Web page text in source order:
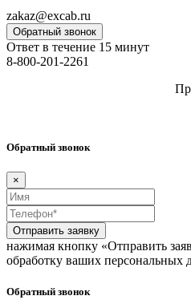
zakaz@excab.ru
Обратный звонок
Ответ в течение 15 минут
8-800-201-2261
Обратный звонок
×
Отправить заявку
нажимая кнопку «Отправить
обработку ваших персональных
Обратный звонок